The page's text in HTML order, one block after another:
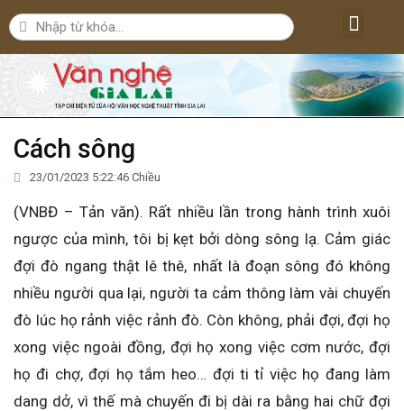
Cách sông
23/01/2023 5:22:46 Chiều
(VNBĐ – Tản văn). Rất nhiều lần trong hành trình xuôi
ngược của mình, tôi bị kẹt bởi dòng sông lạ. Cảm giác
đợi đò ngang thật lê thê, nhất là đoạn sông đó không
nhiều người qua lại, người ta cảm thông làm vài chuyến
đò lúc họ rảnh việc rảnh đò. Còn không, phải đợi, đợi họ
xong việc ngoài đồng, đợi họ xong việc cơm nước, đợi
họ đi chợ, đợi họ tắm heo… đợi ti tỉ việc họ đang làm
dang dở, vì thế mà chuyến đi bị dài ra bằng hai chữ đợi